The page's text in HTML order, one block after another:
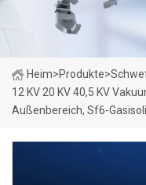
Heim>Produkte>
12 KV 20 KV 40,5 KV
Außenbereich, Sf6-